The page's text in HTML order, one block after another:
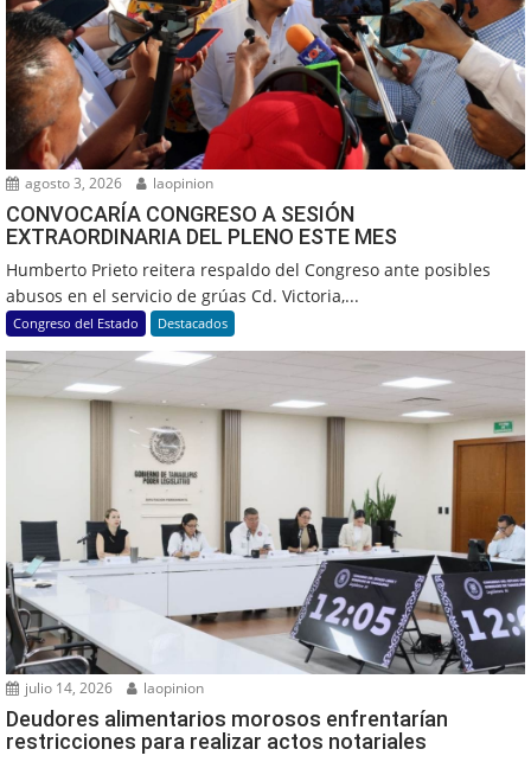
agosto 3, 2026 laopinion
CONVOCARÍA CONGRESO A SESIÓN
EXTRAORDINARIA DEL PLENO ESTE MES
Humberto Prieto reitera respaldo del Congreso ante posibles
abusos en el servicio de grúas Cd. Victoria,...
Congreso del Estado Destacados
julio 14, 2026 laopinion
Deudores alimentarios morosos enfrentarían
restricciones para realizar actos notariales